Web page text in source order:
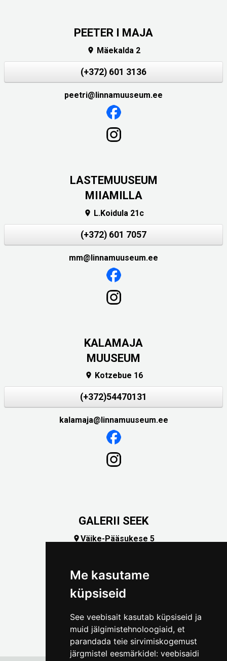
Me kasutame
küpsiseid
See veebisait kasutab küpsiseid ja
muid jälgimistehnoloogiaid, et
parandada teie sirvimiskogemust
järgmistel eesmärkidel: veebisaidi
PEETER I MAJA
 Mäekalda 2
(+372) 601 3136
peetri@linnamuuseum.ee
LASTEMUUSEUM
MIIAMILLA
 L.Koidula 21c
(+372) 601 7057
mm@linnamuuseum.ee
KALAMAJA
MUUSEUM
 Kotzebue 16
(+372)54470131
kalamaja@linnamuuseum.ee
GALERII SEEK
Väike-Pääsukese 5